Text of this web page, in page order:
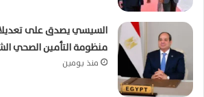
السيسي يصدق على
منظومة التأمين الصحي
منذ يومين